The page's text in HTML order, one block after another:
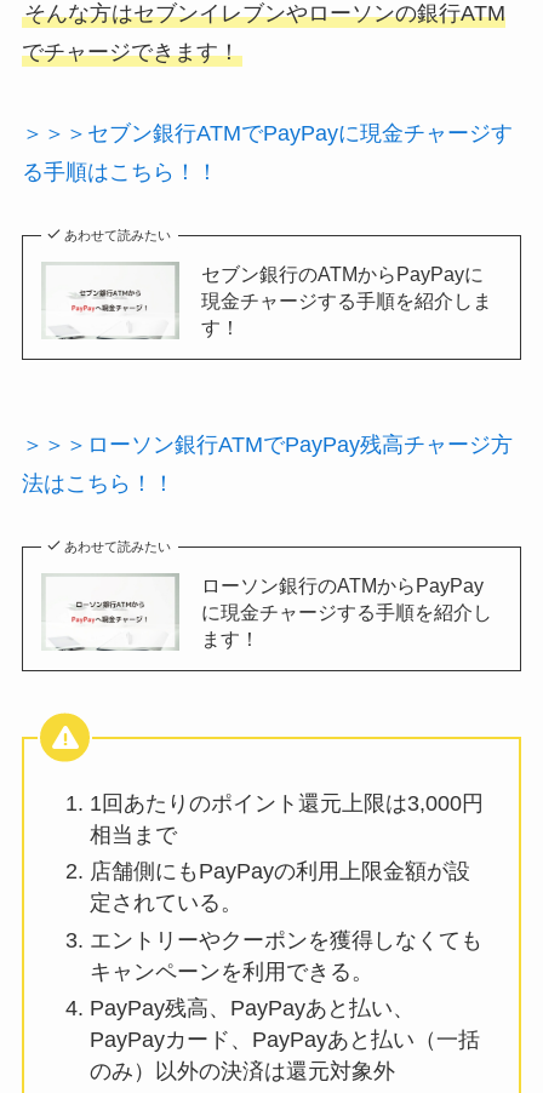
そんな方はセブンイレブンやローソンの銀行ATM
でチャージできます！
＞＞＞セブン銀行ATMでPayPayに現金チャージす
る手順はこちら！！
あわせて読みたい
セブン銀行のATMからPayPayに
現金チャージする手順を紹介しま
す！
＞＞＞ローソン銀行ATMでPayPay残高チャージ方
法はこちら！！
あわせて読みたい
ローソン銀行のATMからPayPay
に現金チャージする手順を紹介し
ます！
1回あたりのポイント還元上限は3,000円
相当まで
店舗側にもPayPayの利用上限金額が設
定されている。
エントリーやクーポンを獲得しなくても
キャンペーンを利用できる。
PayPay残高、PayPayあと払い、
PayPayカード、PayPayあと払い（一括
のみ）以外の決済は還元対象外